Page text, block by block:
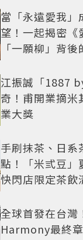
當「永遠愛我」
望！一起揭密《
「一願柳」背
江振誠「1887
奇！甫開業摘米
業大獎
手刷抹茶、日系
點！「米弎豆」
快閃店限定茶飲
全球首發在台灣
Harmony最終